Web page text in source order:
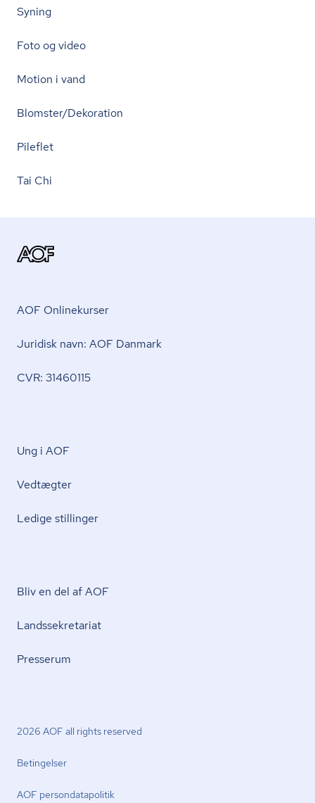
Syning
Foto og video
Motion i vand
Blomster/Dekoration
Pileflet
Tai Chi
AOF Onlinekurser
Juridisk navn: AOF Danmark
CVR: 31460115
Ung i AOF
Vedtægter
Ledige stillinger
Bliv en del af AOF
Lands­se­kre­ta­ri­at
Presserum
2026 AOF all rights reserved
Betingelser
AOF per­son­da­ta­po­li­tik